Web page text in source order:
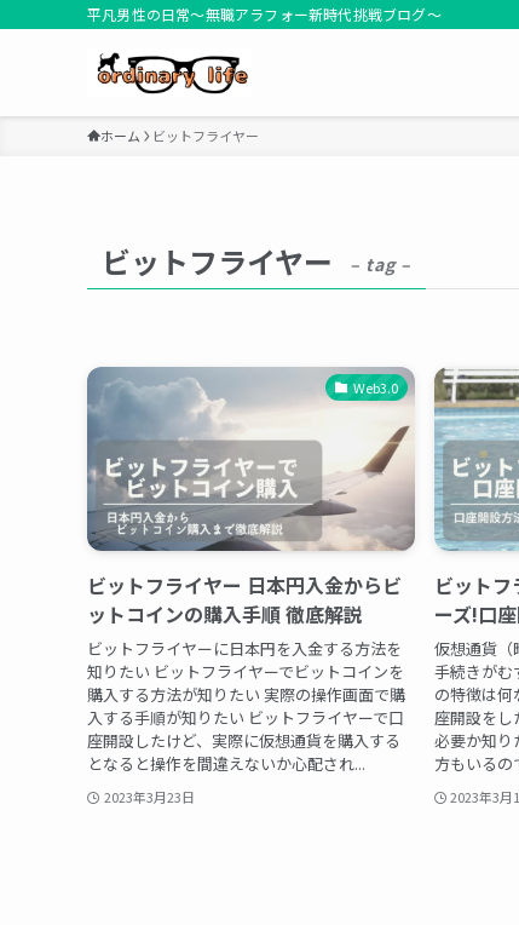
平凡男性の日常～無職アラフォー新時代挑戦ブログ～
ホーム ビットフライヤー
ビットフライヤー – tag –
Web3.0
ビットフライヤー 日本円入金からビ
ットコインの購入手順 徹底解説
ビットフライヤーに日本円を入金する方法を
知りたい ビットフライヤーでビットコインを
購入する方法が知りたい 実際の操作画面で購
入する手順が知りたい ビットフライヤーで口
座開設したけど、実際に仮想通貨を購入する
となると操作を間違えないか心配され...
2023年3月23日
ビット
ーズ!口
仮想通貨（
手続きがむ
の特徴は何
座開設をし
必要か知り
方もいるの
2023年3月